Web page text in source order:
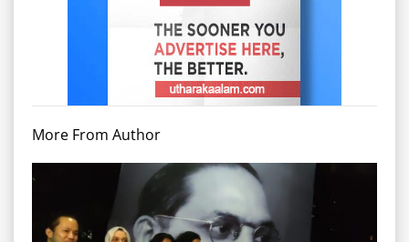
More From Author